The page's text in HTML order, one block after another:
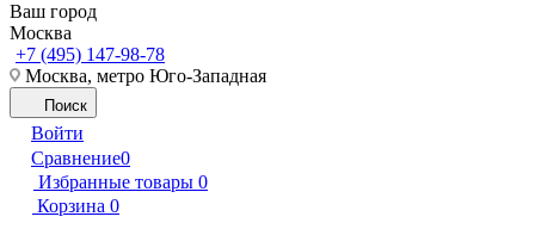
Ваш город
Москва
+7 (495) 147-98-78
Москва, метро Юго-Западная
Поиск
Войти
Сравнение0
Избранные товары 0
Корзина 0